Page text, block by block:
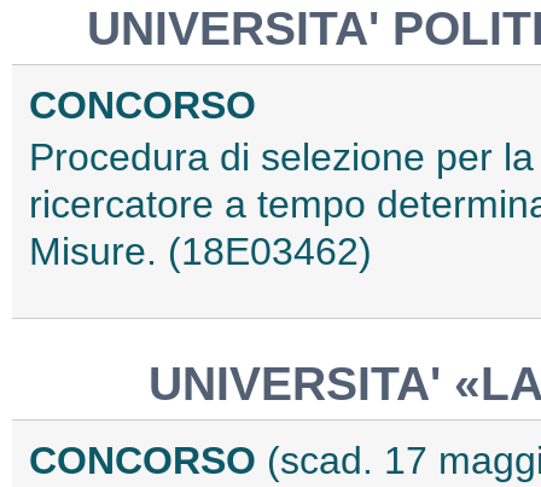
UNIVERSITA'
CONCORSO
Procedura di selezione per
ricercatore a tempo
Misure. (18E03462)
UNIVERSITA'
CONCORSO (scad. 17